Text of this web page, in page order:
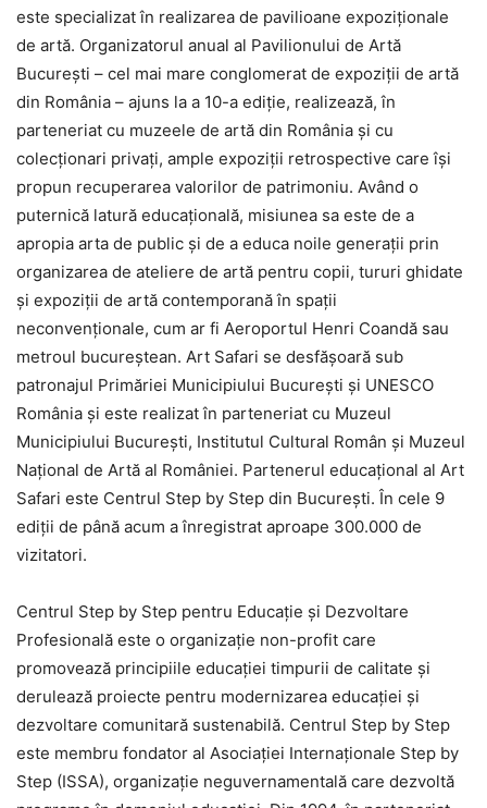
este specializat în realizarea de pavilioane expoziţionale
de artă. Organizatorul anual al Pavilionului de Artă
Bucureşti – cel mai mare conglomerat de expoziţii de artă
din România – ajuns la a 10-a ediţie, realizează, în
parteneriat cu muzeele de artă din România şi cu
colecţionari privaţi, ample expoziţii retrospective care îşi
propun recuperarea valorilor de patrimoniu. Având o
puternică latură educaţională, misiunea sa este de a
apropia arta de public şi de a educa noile generaţii prin
organizarea de ateliere de artă pentru copii, tururi ghidate
şi expoziţii de artă contemporană în spaţii
neconvenţionale, cum ar fi Aeroportul Henri Coandă sau
metroul bucureştean. Art Safari se desfăşoară sub
patronajul Primăriei Municipiului Bucureşti şi UNESCO
România şi este realizat în parteneriat cu Muzeul
Municipiului Bucureşti, Institutul Cultural Român şi Muzeul
Naţional de Artă al României. Partenerul educaţional al Art
Safari este Centrul Step by Step din Bucureşti. În cele 9
ediţii de până acum a înregistrat aproape 300.000 de
vizitatori.
Centrul Step by Step pentru Educaţie şi Dezvoltare
Profesională este o organizaţie non-profit care
promovează principiile educaţiei timpurii de calitate şi
derulează proiecte pentru modernizarea educaţiei şi
dezvoltare comunitară sustenabilă. Centrul Step by Step
este membru fondator al Asociaţiei Internaţionale Step by
Step (ISSA), organizaţie neguvernamentală care dezvoltă